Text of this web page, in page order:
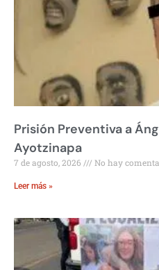
Prisión Preventiva a
Ayotzinapa
7 de agosto, 2026 No hay
Leer más »